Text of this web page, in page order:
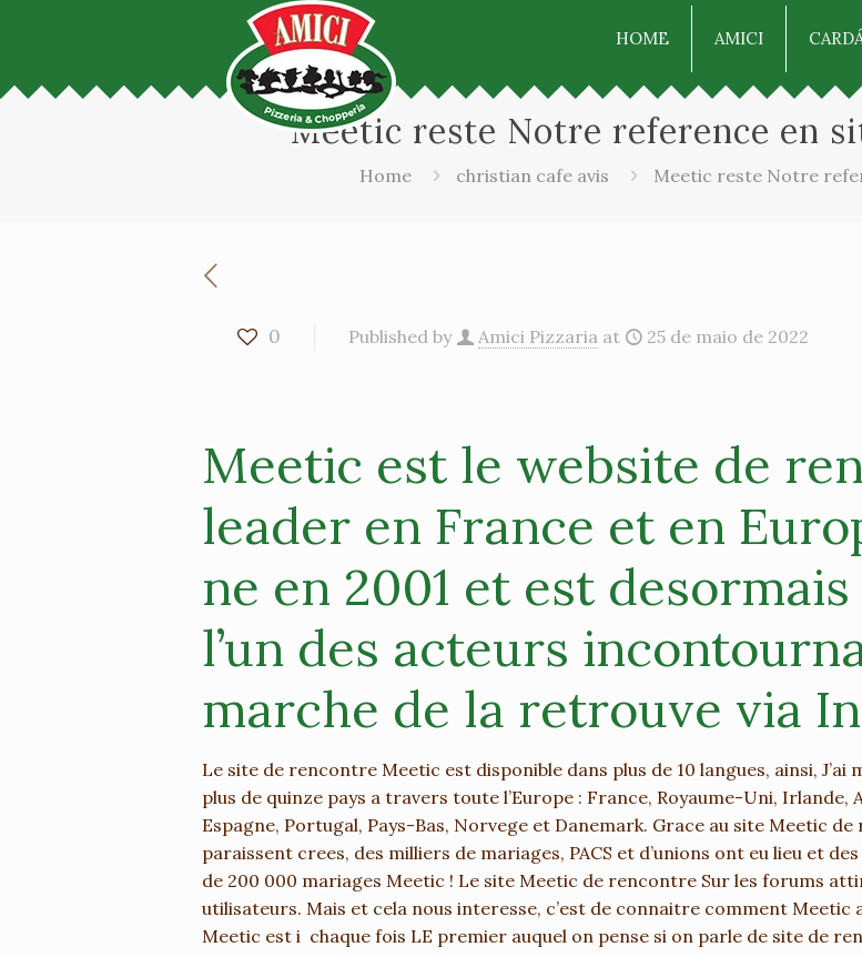
HOME AMICI
Meetic reste Notre reference en
Home christian cafe avis Meetic reste Notre
0 Published by Amici Pizzaria at 25 de maio de 2022
Meetic est le website de
leader en France et en
ne en 2001 et est
l’un des acteurs
marche de la retrouve via
Le site de rencontre Meetic est disponible dans plus de 10 langues, ainsi,
plus de quinze pays a travers toute l’Europe : France, Royaume-Uni, Irlande,
Espagne, Portugal, Pays-Bas, Norvege et Danemark. Grace au site Meetic
paraissent crees, des milliers de mariages, PACS et d’unions ont eu lieu et
de 200 000 mariages Meetic ! Le site Meetic de rencontre Sur les forums
utilisateurs. Mais et cela nous interesse, c’est de connaitre comment
Meetic est i chaque fois LE premier auquel on pense si on parle de site de